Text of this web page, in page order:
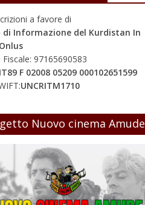
a favore di
di Informazione del Kurdistan In
Fiscale: 97165690583
IT89 F 02008 05209 000102651599
UNCRITM1710
Nuovo cinema Amude